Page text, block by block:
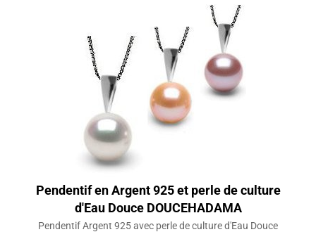
Pendentif en Argent 925 et perle de culture
d'Eau Douce DOUCEHADAMA
Pendentif Argent 925 avec perle de culture d'Eau Douce